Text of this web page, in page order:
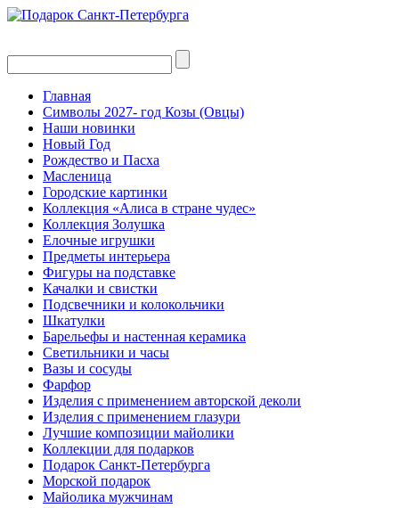
Главная
Символы 2027- год Козы (Овцы)
Наши новинки
Новый Год
Рождество и Пасха
Масленица
Городские картинки
Коллекция «Алиса в стране чудес»
Коллекция Золушка
Елочные игрушки
Предметы интерьера
Фигуры на подставке
Качалки и свистки
Подсвечники и колокольчики
Шкатулки
Барельефы и настенная керамика
Светильники и часы
Вазы и сосуды
Фарфор
Изделия с применением авторской деколи
Изделия с применением глазури
Лучшие композиции майолики
Коллекции для подарков
Подарок Санкт-Петербурга
Морской подарок
Майолика мужчинам